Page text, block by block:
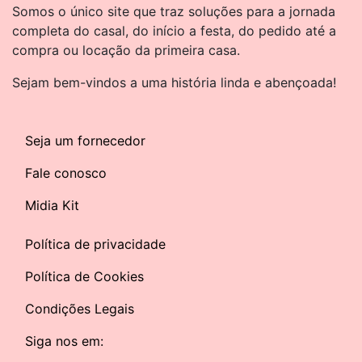
Somos o único site que traz soluções para a jornada
completa do casal, do início a festa, do pedido até a
compra ou locação da primeira casa.
Sejam bem-vindos a uma história linda e abençoada!
Seja um fornecedor
Fale conosco
Midia Kit
Política de privacidade
Política de Cookies
Condições Legais
Siga nos em: